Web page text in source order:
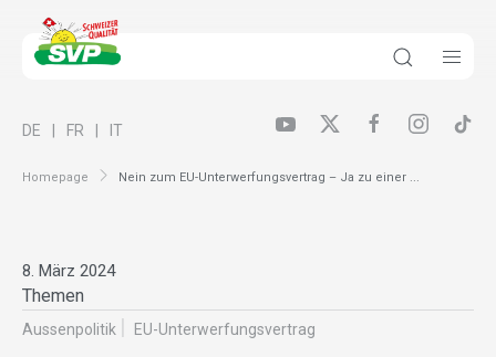
Homepage Nein zum EU-Unterwerfungsvertrag – Ja zu einer ...
DE FR IT
8. März 2024
Themen
Aussenpolitik EU-Unterwerfungsvertrag